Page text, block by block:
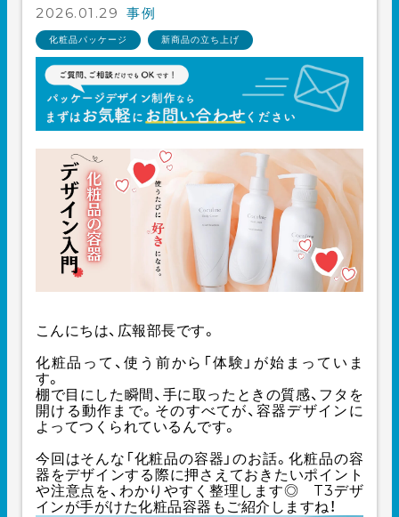
2026.01.29 事例
化粧品パッケージ 新商品の立ち上げ
こんにちは、広報部長です。
化粧品って、使う前から「体験」が始まっていま
す。
棚で目にした瞬間、手に取ったときの質感、フタを
開ける動作まで。そのすべてが、容器デザインに
よってつくられているんです。
今回はそんな「化粧品の容器」のお話。化粧品の容
器をデザインする際に押さえておきたいポイント
や注意点を、わかりやすく整理します◎ T3デザ
インが手がけた化粧品容器もご紹介しますね！